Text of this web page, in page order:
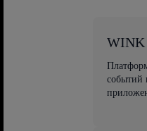
WINK
событий